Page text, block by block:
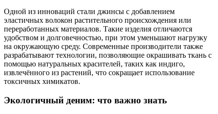
Одной из инноваций стали джинсы с добавлением
эластичных волокон растительного происхождения или
переработанных материалов. Такие изделия отличаются
удобством и долговечностью, при этом уменьшают нагрузку
на окружающую среду. Современные производители также
разрабатывают технологии, позволяющие окрашивать ткань с
помощью натуральных красителей, таких как индиго,
извлечённого из растений, что сокращает использование
токсичных химикатов.
Экологичный деним: что важно знать